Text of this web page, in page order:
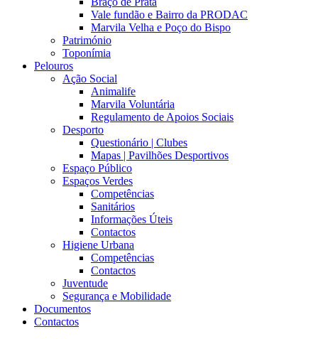
Vale fundão e Bairro da PRODAC
Marvila Velha e Poço do Bispo
Património
Toponímia
Pelouros
Ação Social
Animalife
Marvila Voluntária
Regulamento de Apoios Sociais
Desporto
Questionário | Clubes
Mapas | Pavilhões Desportivos
Espaço Público
Espaços Verdes
Competências
Sanitários
Informações Úteis
Contactos
Higiene Urbana
Competências
Contactos
Juventude
Segurança e Mobilidade
Documentos
Contactos